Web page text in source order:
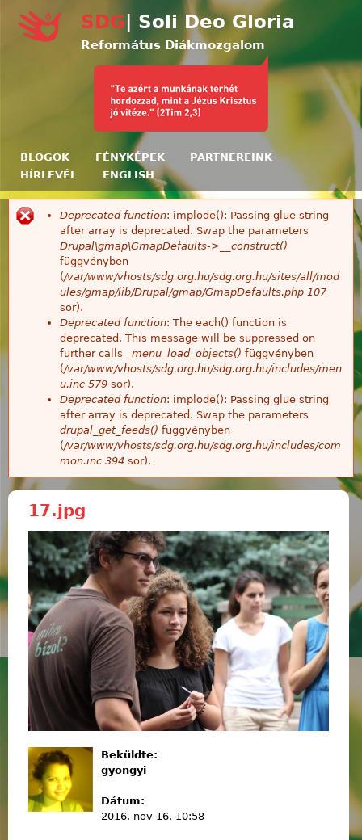
Ugrás a tartalomra
SDG | Soli Deo Gloria
Református Diákmozgalom
BLOGOK FÉNYKÉPEK
PARTNEREINK
HÍRLEVÉL
ENGLISH
Hibaüzenet
Deprecated function: implode(): Passing glue string
after array is deprecated. Swap the parameters
Drupal\gmap\GmapDefaults->__construct()
függvényben
(/var/www/vhosts/sdg.org.hu/sdg.org.hu/sites/all/mod
ules/gmap/lib/Drupal/gmap/GmapDefaults.php 107
sor).
Deprecated function: The each() function is
deprecated. This message will be suppressed on
further calls
_menu_load_objects() függvényben
(/var/www/vhosts/sdg.org.hu/sdg.org.hu/includes/men
u.inc 579 sor).
Deprecated function: implode(): Passing glue string
after array is deprecated. Swap the parameters
drupal_get_feeds() függvényben
(/var/www/vhosts/sdg.org.hu/sdg.org.hu/includes/com
mon.inc 394 sor).
17.jpg
Beküldte:
gyongyi
Dátum:
2016. nov 16. 10:58